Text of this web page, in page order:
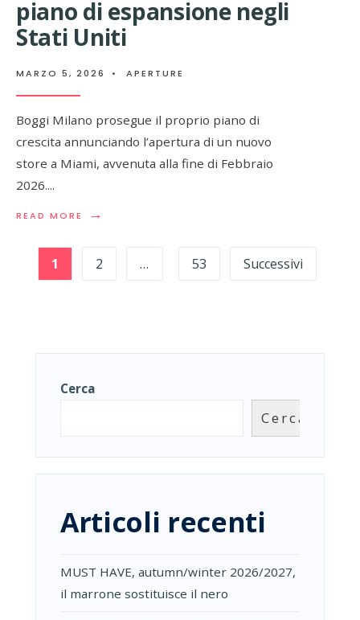
piano di espansione negli
Stati Uniti
MARZO 5, 2026 • APERTURE
Boggi Milano prosegue il proprio piano di
crescita annunciando l’apertura di un nuovo
store a Miami, avvenuta alla fine di Febbraio
2026....
READ MORE →
READ
BOGGI
MILANO
APRE
NEGLI
STATI
Paginazione
degli
1 2 … 53 Successivi
Cerca
Cerca
Articoli recenti
MUST HAVE, autumn/winter 2026/2027,
il marrone sostituisce il nero